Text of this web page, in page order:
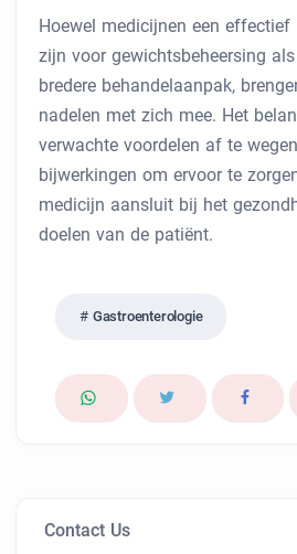
Hoewel medicijnen een
zijn voor gewichtsbeheersing
bredere behandelaanpak,
nadelen met zich mee. Het
verwachte voordelen af ​​te
bijwerkingen om ervoor te
medicijn aansluit bij het
doelen van de patiënt.
Gastroenterologie
Contact Us